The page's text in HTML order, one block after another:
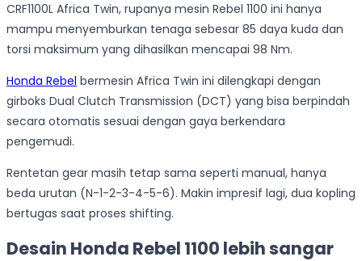
CRF1100L Africa Twin, rupanya mesin Rebel 1100 ini hanya
mampu menyemburkan tenaga sebesar 85 daya kuda dan
torsi maksimum yang dihasilkan mencapai 98 Nm.
Honda Rebel bermesin Africa Twin ini dilengkapi dengan
girboks Dual Clutch Transmission (DCT) yang bisa berpindah
secara otomatis sesuai dengan gaya berkendara
pengemudi.
Rentetan gear masih tetap sama seperti manual, hanya
beda urutan (N-1-2-3-4-5-6). Makin impresif lagi, dua kopling
bertugas saat proses shifting.
Desain Honda Rebel 1100 lebih sangar